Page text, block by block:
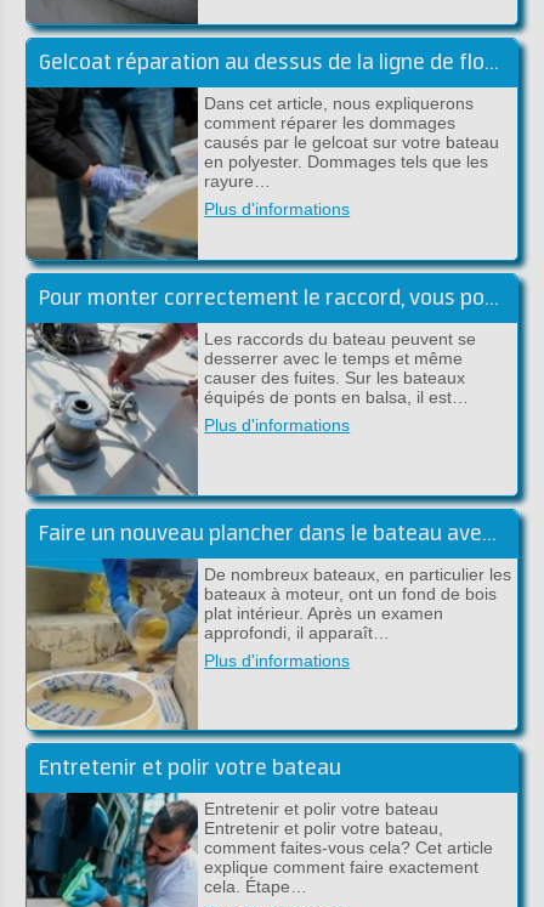
Gelcoat réparation au dessus de la ligne de flottaison
Dans cet article, nous expliquerons
comment réparer les dommages
causés par le gelcoat sur votre bateau
en polyester. Dommages tels que les
rayure…
Plus d'informations
Pour monter correctement le raccord, vous pouvez utiliser le plan suivant, étape par étape:
Les raccords du bateau peuvent se
desserrer avec le temps et même
causer des fuites. Sur les bateaux
équipés de ponts en balsa, il est…
Plus d'informations
Faire un nouveau plancher dans le bateau avec du polyester
De nombreux bateaux, en particulier les
bateaux à moteur, ont un fond de bois
plat intérieur. Après un examen
approfondi, il apparaît…
Plus d'informations
Entretenir et polir votre bateau
Entretenir et polir votre bateau
Entretenir et polir votre bateau,
comment faites-vous cela? Cet article
explique comment faire exactement
cela. Étape…